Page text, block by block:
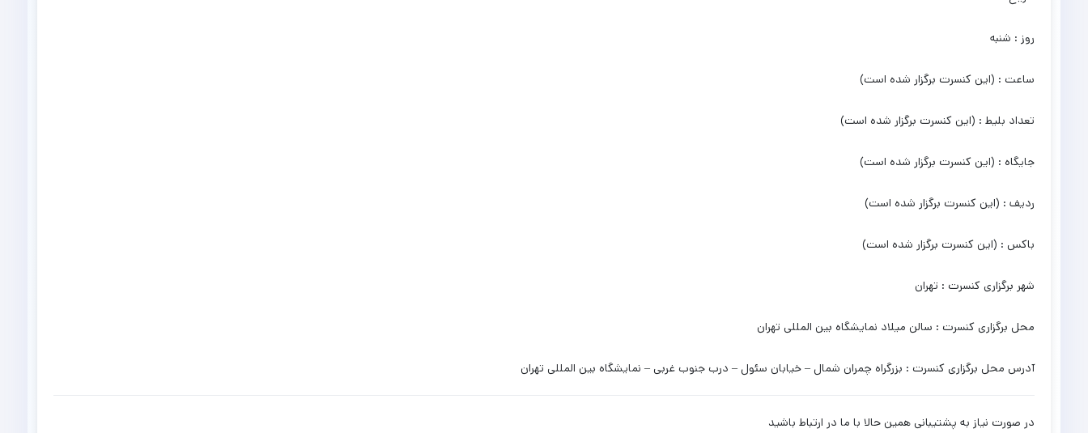
روز : شنبه
ساعت : (این کنسرت برگزار شده است)
تعداد بلیط : (این کنسرت برگزار شده است)
جایگاه : (این کنسرت برگزار شده است)
ردیف : (این کنسرت برگزار شده است)
باکس : (این کنسرت برگزار شده است)
شهر برگزاری کنسرت : تهران
محل برگزاری کنسرت : سالن میلاد نمایشگاه بین المللی تهران
آدرس محل برگزاری کنسرت : بزرگراه چمران شمال – خیابان سئول – درب جنوب غربی – نمایشگاه بین المللی تهران
در صورت نیاز به پشتیبانی همین حالا با ما در ارتباط باشید